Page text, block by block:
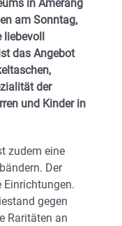
in Amerang
am Sonntag,
das Angebot
der
und Kinder in
zudem eine
Der
Einrichtungen.
gegen
Raritäten an